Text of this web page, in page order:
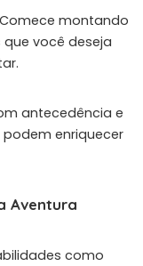
montando
você deseja
antecedência e
enriquecer
Aventura
como